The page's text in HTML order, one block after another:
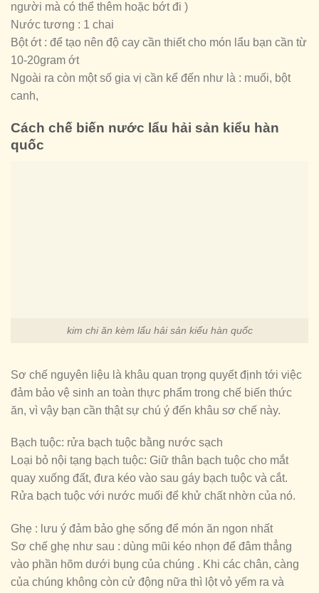
người mà có thể thêm hoặc bớt đi )
Nước tương : 1 chai
Bột ớt : để tạo nên độ cay cần thiết cho món lẩu bạn cần từ
10-20gram ớt
Ngoài ra còn một số gia vị cần kể đến như là : muối, bột
canh,
Cách chế biến nước lẩu hải sản kiểu hàn
quốc
kim chi ăn kèm lẩu hải sản kiểu hàn quốc
Sơ chế nguyên liệu là khâu quan trọng quyết định tới việc
đảm bảo vệ sinh an toàn thực phẩm trong chế biến thức
ăn, vì vậy bạn cần thật sự chú ý đến khâu sơ chế này.
Bạch tuộc: rửa bạch tuộc bằng nước sạch
Loại bỏ nội tạng bạch tuộc: Giữ thân bạch tuộc cho mắt
quay xuống đất, đưa kéo vào sau gáy bạch tuộc và cắt.
Rửa bạch tuộc với nước muối để khử chất nhờn của nó.
Ghẹ : lưu ý đảm bảo ghẹ sống để món ăn ngon nhất
Sơ chế ghẹ như sau : dùng mũi kéo nhọn để đâm thẳng
vào phần hõm dưới bụng của chúng . Khi các chân, càng
của chúng không còn cử động nữa thì lột vỏ yếm ra và